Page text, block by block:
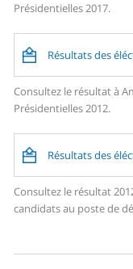
Présidentielles 2017.
Résultats des
Consultez le résultat à
Présidentielles 2012.
Résultats des
Consultez le résultat
candidats au poste de